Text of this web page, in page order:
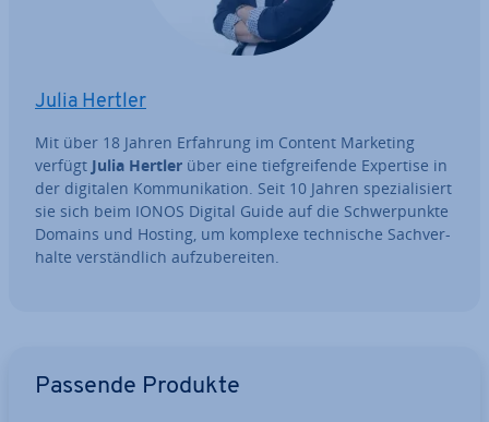
Julia Hertler
Mit über 18 Jahren Erfahrung im Content Marketing
verfügt Julia Hertler über eine tief­grei­fen­de Expertise in
der digitalen Kom­mu­ni­ka­ti­on. Seit 10 Jahren spe­zia­li­siert
sie sich beim IONOS Digital Guide auf die Schwer­punk­te
Domains und Hosting, um komplexe tech­ni­sche Sach­ver­
hal­te ver­ständ­lich auf­zu­be­rei­ten.
Passende Produkte